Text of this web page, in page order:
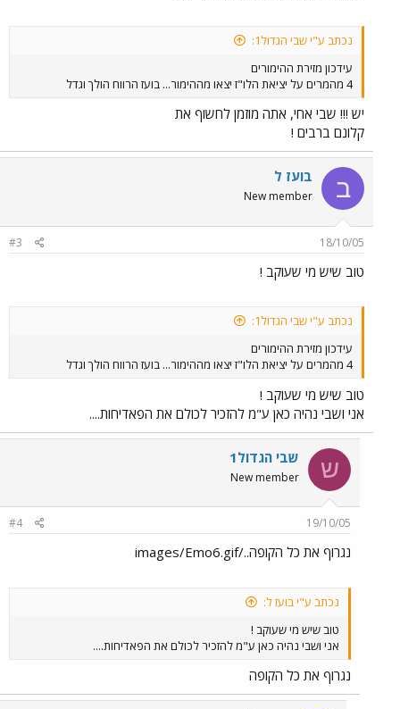
נכתב ע"י שבי הגדול1:
עידכון מזירת ההימורים
4 מהמרים על יציאת הלו"ז יצאו מההימור... בועז הרווח הולך וגדל
יש !!! שבי אחי, אתה מוזמן לחשוף את
קלונם ברבים !
ב בועז ל
New member
18/10/05
#3
טוב שיש מי שעוקב !
נכתב ע"י שבי הגדול1:
עידכון מזירת ההימורים
4 מהמרים על יציאת הלו"ז יצאו מההימור... בועז הרווח הולך וגדל
טוב שיש מי שעוקב !
אני ושבי נהיה כאן ע"מ להזכיר לכולם את הפאדיחות....
ש שבי הגדול1
New member
19/10/05
#4
נגרוף את כל הקופה../images/Emo6.gif
נכתב ע"י בועז ל:
טוב שיש מי שעוקב !
אני ושבי נהיה כאן ע"מ להזכיר לכולם את הפאדיחות....
נגרוף את כל הקופה